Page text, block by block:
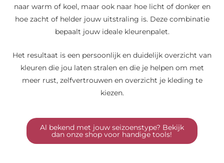
naar warm of koel, maar ook naar hoe licht of donker en
hoe zacht of helder jouw uitstraling is. Deze combinatie
bepaalt jouw ideale kleurenpalet.
Het resultaat is een persoonlijk en duidelijk overzicht van
kleuren die jou laten stralen en die je helpen om met
meer rust, zelfvertrouwen en overzicht je kleding te
kiezen.
Al bekend met jouw seizoenstype? Bekijk
dan onze shop voor handige tools!